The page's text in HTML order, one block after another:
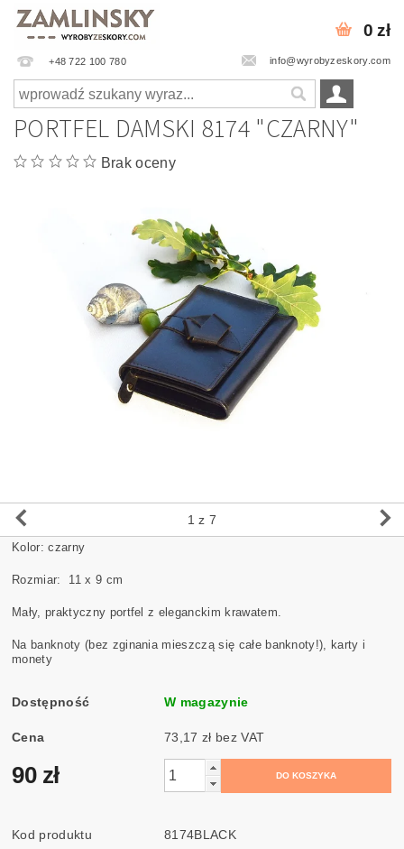
+48 722 100 780 info@wyrobyzeskory.com
0 zł
PORTFEL DAMSKI 8174 "CZARNY"
Brak oceny
1 z 7
Kolor: czarny
Rozmiar: 11 x 9 cm
Mały, praktyczny portfel z eleganckim krawatem.
Na banknoty (bez zginania mieszczą się całe banknoty!), karty i
monety
Dostępność W magazynie
Cena 73,17 zł bez VAT
90 zł
Kod produktu 8174BLACK